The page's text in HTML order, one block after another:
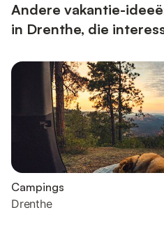
Andere vakantie-
in Drenthe, die
Campings
Drenthe